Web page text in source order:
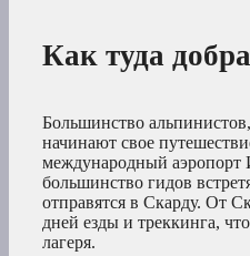
Как туда
Большинство
начинают свое
международный аэропорт
большинство гидов
отправятся в Скарду. От
дней езды и треккинга,
лагеря.